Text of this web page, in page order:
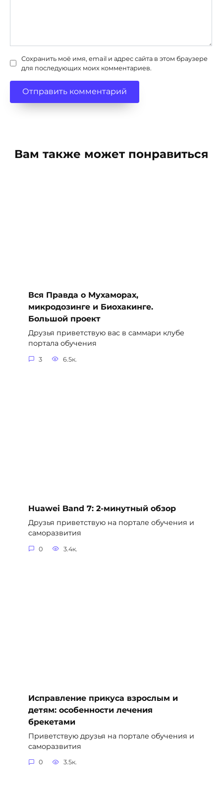
Сохранить моё имя, email и адрес сайта в этом браузере
для последующих моих комментариев.
Вам также может понравиться
Вся Правда о Мухаморах,
микродозинге и Биохакинге.
Большой проект
Друзья приветствую вас в саммари клубе
портала обучения
3 6.5к.
Huawei Band 7: 2-минутный обзор
Друзья приветствую на портале обучения и
саморазвития
0 3.4к.
Исправление прикуса взрослым и
детям: особенности лечения
брекетами
Приветствую друзья на портале обучения и
саморазвития
0 3.5к.